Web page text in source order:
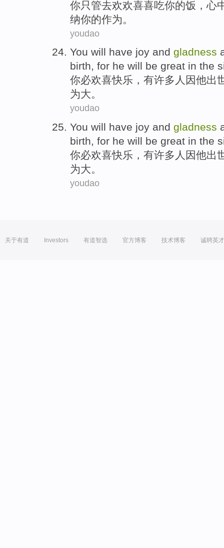
你 只管去欢欢喜喜吃你的饭 ，心
纳你的作为。
youdao
You will have joy and gladness
birth, for he will be great in the
你必欢喜快乐 ， 有许多 人因他出
为大。
youdao
You will have joy and gladness
birth, for he will be great in the
你必欢喜快乐 ， 有许多 人因他出
为大。
youdao
关于有道 Investors 有道智选 官方博客 技术博客 诚聘英才